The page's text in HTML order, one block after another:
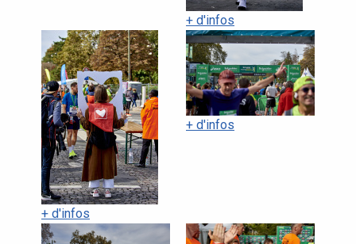
+ d'infos
+ d'infos
+ d'infos